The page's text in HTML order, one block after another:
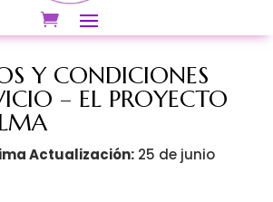
Y CONDICIONES
– EL PROYECTO
Actualización:25 de junio